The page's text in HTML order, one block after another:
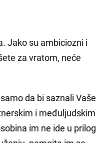
Jako su ambiciozni i
za vratom, neće
da bi saznali Vaše
i međuljudskim
im ne ide u prilog